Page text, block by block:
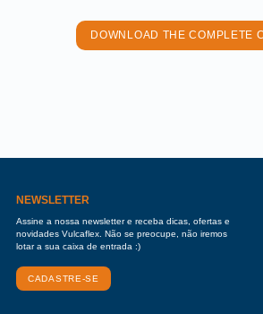
DOWNLOAD THE COMPLETE
NEWSLETTER
Assine a nossa newsletter e receba dicas, ofertas e
novidades Vulcaflex. Não se preocupe, não iremos
lotar a sua caixa de entrada :)
CADASTRE-SE